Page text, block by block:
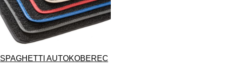
SPAGHETTI AUTOKOBEREC